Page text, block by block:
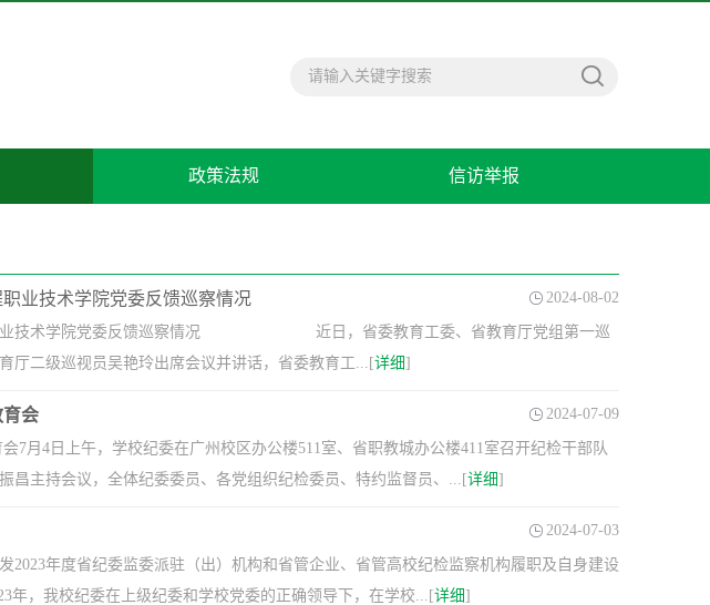
政策法规 信访举报
业技术学院党委反馈巡察情况 2024-08-02
职业技术学院党委反馈巡察情况 近日，省委教育工委、省教育厅党组第一巡
厅二级巡视员吴艳玲出席会议并讲话，省委教育工...[详细]
会 2024-07-09
7月4日上午，学校纪委在广州校区办公楼511室、省职教城办公楼411室召开纪检干部队
昌主持会议，全体纪委委员、各党组织纪检委员、特约监督员、...[详细]
2024-07-03
2023年度省纪委监委派驻（出）机构和省管企业、省管高校纪检监察机构履职及自身建设
年，我校纪委在上级纪委和学校党委的正确领导下，在学校...[详细]